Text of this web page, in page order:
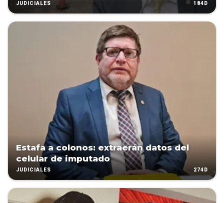
JUDICIALES 184D
Estafa a colonos: extraerán datos del
celular de imputado
JUDICIALES 274D